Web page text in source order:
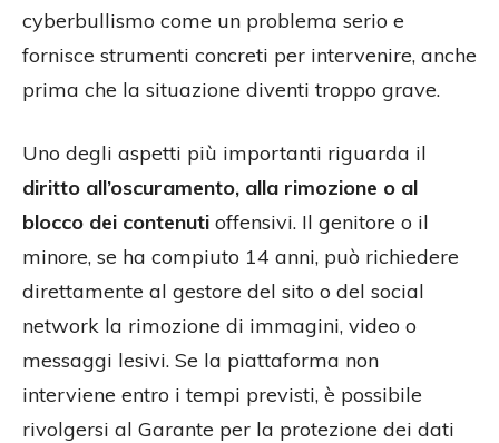
cyberbullismo come un problema serio e
fornisce strumenti concreti per intervenire, anche
prima che la situazione diventi troppo grave.
Uno degli aspetti più importanti riguarda il
diritto all’oscuramento, alla rimozione o al
blocco dei contenuti offensivi. Il genitore o il
minore, se ha compiuto 14 anni, può richiedere
direttamente al gestore del sito o del social
network la rimozione di immagini, video o
messaggi lesivi. Se la piattaforma non
interviene entro i tempi previsti, è possibile
rivolgersi al Garante per la protezione dei dati